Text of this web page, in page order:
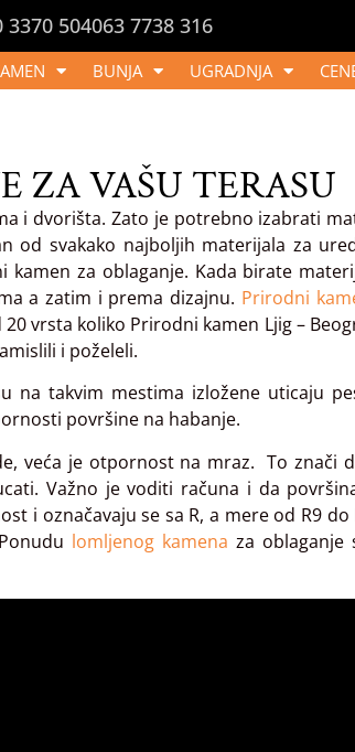
3370 504063 7738 316
BUNJA UGRADNJA
ZA VAŠU TERASU
i dvorišta. Zato je potrebno izabrati
od svakako najboljih materijala za
za oblaganje. Kada birate
a zatim i prema dizajnu. Prirodni
vrsta koliko Prirodni kamen Ljig –
i poželeli.
takvim mestima izložene uticaju
površine na habanje.
veća je otpornost na mraz. To znači
Važno je voditi računa i da
i označavaju se sa R, a mere od R9 do
lomljenog kamena za oblaganje